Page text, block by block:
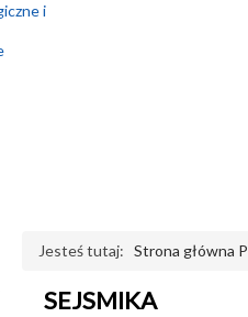
i
Jesteś tutaj: Strona główna
SEJSMIKA